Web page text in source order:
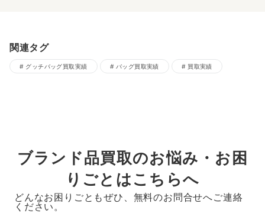
関連タグ
グッチバッグ買取実績 バッグ買取実績 買取実績
ブランド品買取のお悩み・お困
りごとはこちらへ
どんなお困りごともぜひ、無料のお問合せへご連絡
ください。